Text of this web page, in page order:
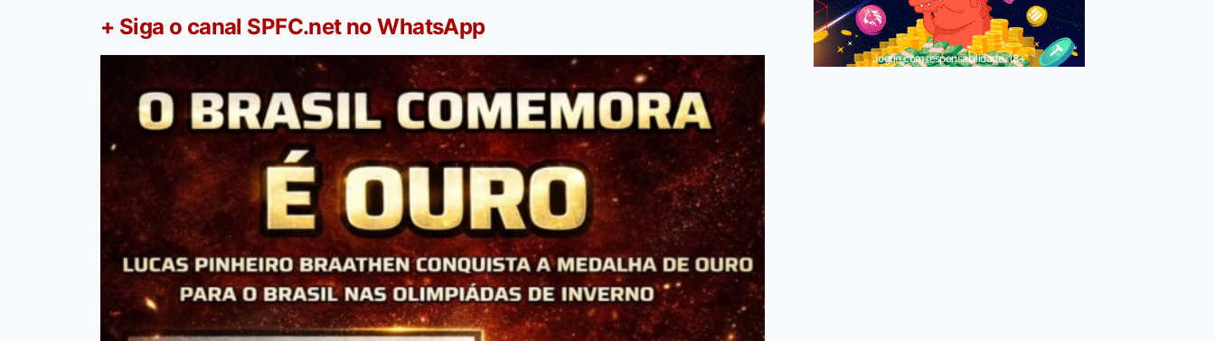
+ Siga o canal SPFC.net no WhatsApp
Jogue com responsabilidade. 18+